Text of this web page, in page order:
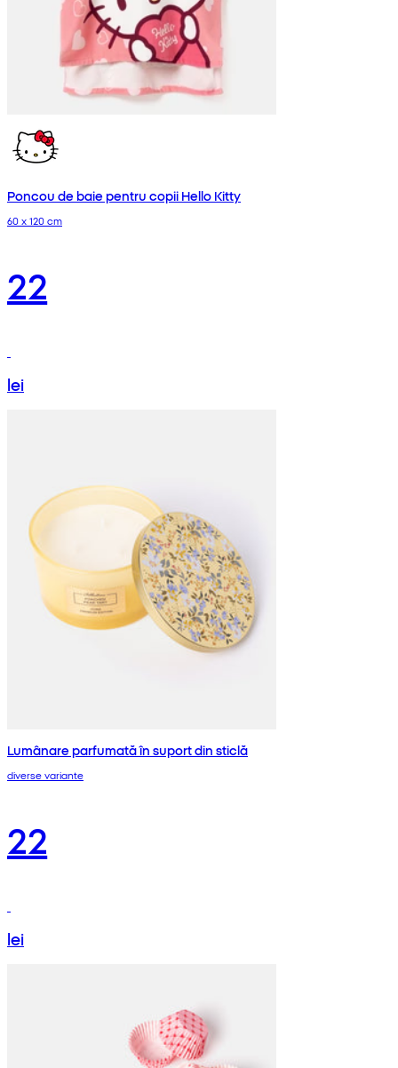
Poncou de baie pentru copii Hello Kitty
60 x 120 cm
22
lei
Lumânare parfumată în suport din sticlă
diverse variante
22
lei